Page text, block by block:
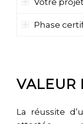
VALEUR
La réussite